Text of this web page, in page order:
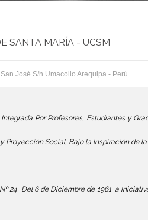
SANTA MARÍA - UCSM
José S/n Umacollo Arequipa - Perú
Por Profesores, Estudiantes y
Proyección Social, Bajo la Inspiración de la
24, Del 6 de Diciembre de 1961, a